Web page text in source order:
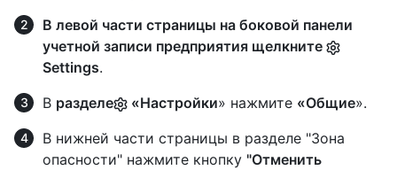
В левой части страницы на боковой панели
учетной записи предприятия щелкните
Settings.
В разделе «Настройки» нажмите «Общие».
В нижней части страницы в разделе "Зона
опасности" нажмите кнопку "Отменить